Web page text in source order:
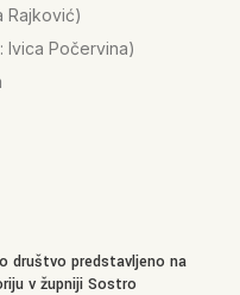
Rajković)
Ivica Počervina)
društvo predstavljeno na
v župniji Sostro